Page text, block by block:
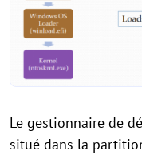
Le gestionnaire de
situé dans la